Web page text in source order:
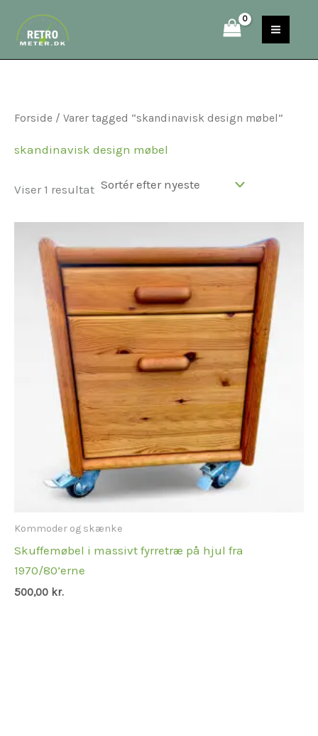
indholdet
e
a
Forside / Varer tagged “skandinavisk design møbel”
skandinavisk design møbel
Viser 1 resultat
Kommoder og skænke
Skuffemøbel i massivt fyrretræ på hjul fra
1970/80’erne
500,00 kr.